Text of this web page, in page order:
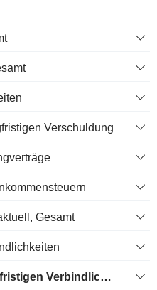
Verschuldung
Gesamt
Gesamtsumme der kurzfristigen Verbindlichkeiten